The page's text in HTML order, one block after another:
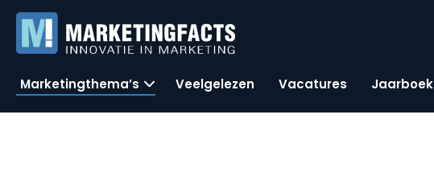
Marketingthema’s Veelgelezen Vacatures Jaarboek